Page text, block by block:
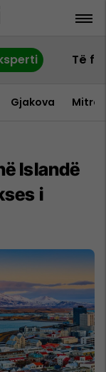
Të
Gjakova
Islandë
i